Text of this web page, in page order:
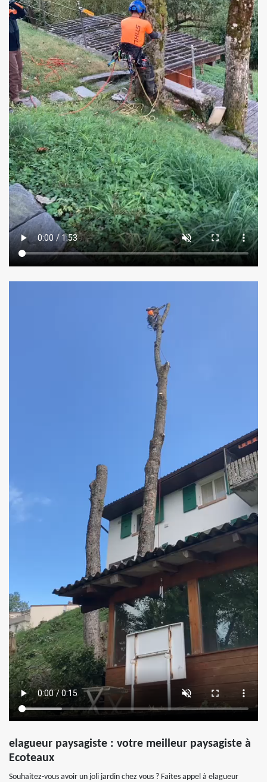
elagueur paysagiste : votre meilleur paysagiste à
Ecoteaux
Souhaitez-vous avoir un joli jardin chez vous ? Faites appel à elagueur